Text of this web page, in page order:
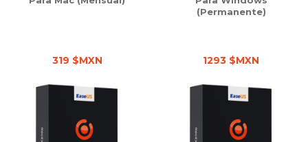
319 $MXN
(Permanente)
1293 $MXN